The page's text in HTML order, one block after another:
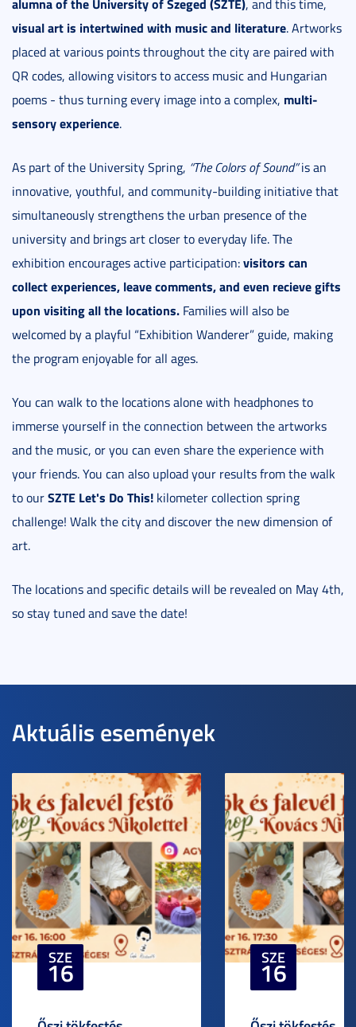
, and this time,
visual art is intertwined with music and literature. Artworks
placed at various points throughout the city are paired with
QR codes, allowing visitors to access music and Hungarian
poems - thus turning every image into a complex, multi-
sensory experience.
As part of the University Spring, “The Colors of Sound”is an
innovative, youthful, and community-building initiative that
simultaneously strengthens the urban presence of the
university and brings art closer to everyday life. The
exhibition encourages active participation:visitors can
collect experiences, leave comments, and even recieve gifts
upon visiting all the locations. Families will also be
welcomed by a playful “Exhibition Wanderer” guide, making
the program enjoyable for all ages.
You can walk to the locations alone with headphones to
immerse yourself in the connection between the artworks
and the music, or you can even share the experience with
your friends. You can also upload your results from the walk
to ourSZTE Let's Do This! kilometer collection spring
challenge! Walk the city and discover the new dimension of
art.
The locations and specific details will be revealed on May 4th,
so stay tuned and save the date!
Aktuális események
SZE
16 SZE
16